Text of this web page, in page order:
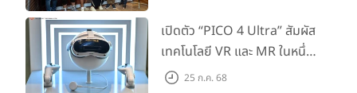
สร้างสรรค์ ‘GoPro...Go Pro
Creators’
เปิดตัว “PICO 4 Ultra” สัมผัส
เทคโนโลยี VR และ MR ในหนึ่ง
เดียว ยกระดับการทำงานและ
25 ก.ค. 68